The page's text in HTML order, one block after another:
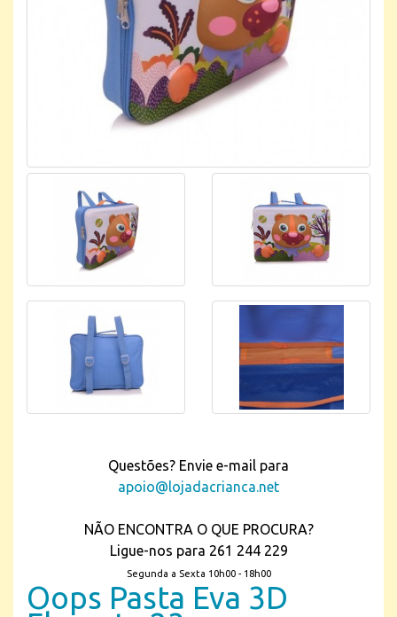
Questões? Envie e-mail para
apoio@lojadacrianca.net
NÃO ENCONTRA O QUE PROCURA?
Ligue-nos para 261 244 229
Segunda a Sexta 10h00 - 18h00
Oops Pasta Eva 3D